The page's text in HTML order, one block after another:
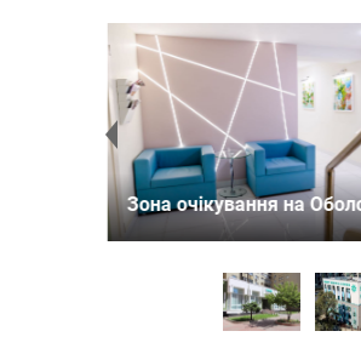
Зона очікування на
Либідській